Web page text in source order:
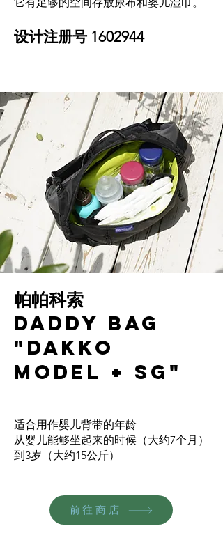
设计注册号 1602944
帕帕科索
Daddy Bag
"Dakko
Model + SG"
适合用作婴儿背带的年龄
从婴儿能够坐起来的时候（大约7个月）
到3岁（大约15公斤）
前往商店